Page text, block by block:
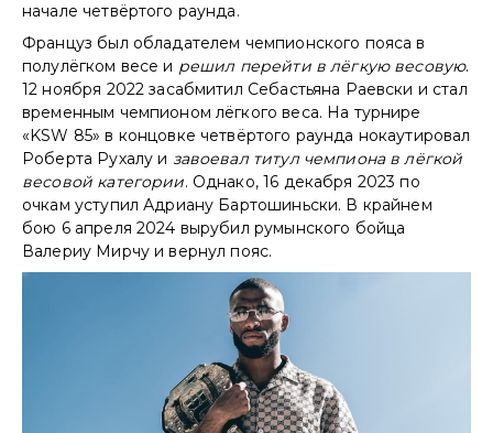
начале четвёртого раунда.
Француз был обладателем чемпионского пояса в
полулёгком весе и решил перейти в лёгкую весовую.
12 ноября 2022 засабмитил Себастьяна Раевски и стал
временным чемпионом лёгкого веса. На турнире
«KSW 85» в концовке четвёртого раунда нокаутировал
Роберта Рухалу и завоевал титул чемпиона в лёгкой
весовой категории. Однако, 16 декабря 2023 по
очкам уступил Адриану Бартошиньски. В крайнем
бою 6 апреля 2024 вырубил румынского бойца
Валериу Мирчу и вернул пояс.